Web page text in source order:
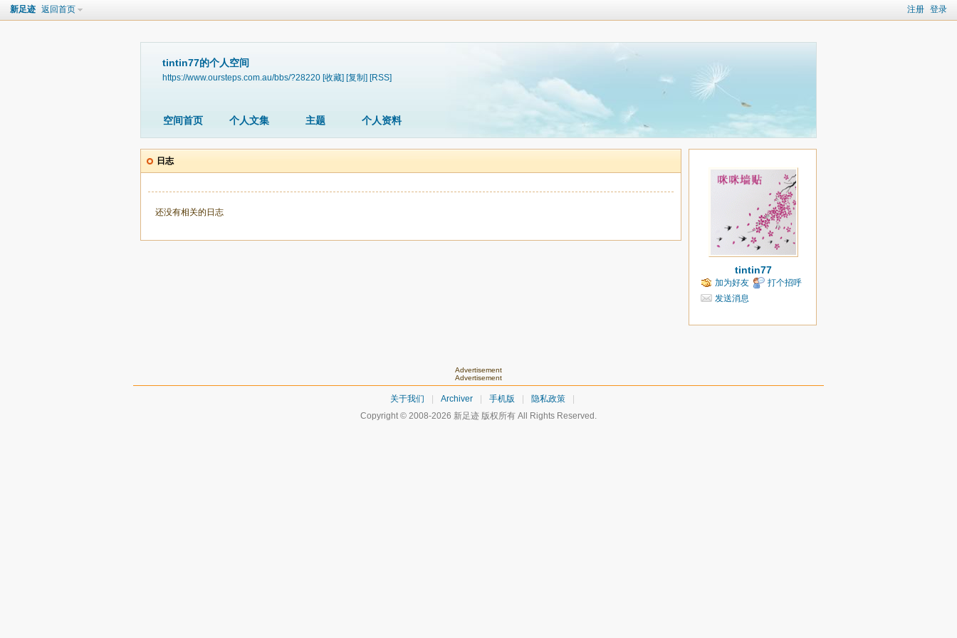
注册 登录
新足迹 返回首页
tintin77的个人空间
https://www.oursteps.com.au/bbs/?28220 [收藏] [复制] [RSS]
空间首页 个人文集 主题 个人资料
日志
还没有相关的日志
tintin77
加为好友
打个招呼
发送消息
Advertisement
Advertisement
关于我们 Archiver 手机版 隐私政策
Copyright © 2008-2026 新足迹 版权所有 All Rights Reserved.